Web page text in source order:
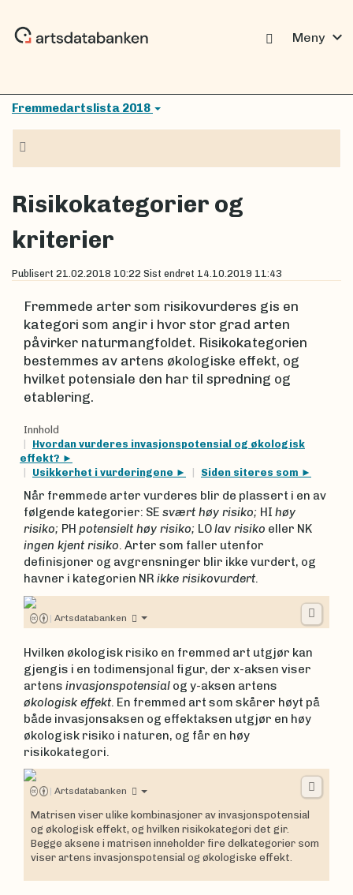
Meny expand_more
Fremmedartslista 2018
Risikokategorier og
kriterier
Publisert 21.02.2018 10:22 Sist endret 14.10.2019 11:43
Fremmede arter som risikovurderes gis en
kategori som angir i hvor stor grad arten
påvirker naturmangfoldet. Risikokategorien
bestemmes av artens økologiske effekt, og
hvilket potensiale den har til spredning og
etablering.
Innhold
Hvordan vurderes invasjonspotensial og økologisk
effekt?
Usikkerhet i vurderingene
Siden siteres som
Når fremmede arter vurderes blir de plassert i en av
følgende kategorier: SE svært høy risiko; HI høy
risiko; PH potensielt høy risiko; LOlav risiko eller NK
ingen kjent risiko. Arter som faller utenfor
definisjoner og avgrensninger blir ikke vurdert, og
havner i kategorien NR ikke risikovurdert.
| Artsdatabanken
Hvilken økologisk risiko en fremmed art utgjør kan
gjengis i en todimensjonal figur, der x-aksen viser
artens invasjonspotensial og y-aksen artens
økologisk effekt . En fremmed art som skårer høyt på
både invasjonsaksen og effektaksen utgjør en høy
økologisk risiko i naturen, og får en høy
risikokategori.
| Artsdatabanken
Matrisen viser ulike kombinasjoner av invasjonspotensial
og økologisk effekt, og hvilken risikokategori det gir.
Begge aksene i matrisen inneholder fire delkategorier som
viser artens invasjonspotensial og økologiske effekt.